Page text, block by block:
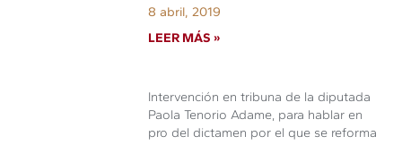
8 abril, 2019
LEER MÁS »
Intervención en tribuna de la diputada
Paola Tenorio Adame, para hablar en
pro del dictamen por el que se reforma